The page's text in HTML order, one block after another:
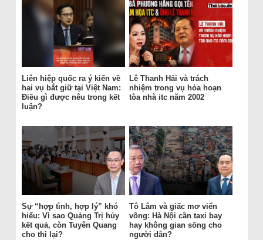
Liên hiệp quốc ra ý kiến về
hai vụ bắt giữ tại Việt Nam:
Điều gì được nêu trong kết
luận?
Lê Thanh Hải và trách
nhiệm trong vụ hỏa hoạn
tòa nhà itc năm 2002
Sự “hợp tình, hợp lý” khó
hiểu: Vì sao Quảng Trị hủy
kết quả, còn Tuyên Quang
cho thi lại?
Tô Lâm và giấc mơ viển
vông: Hà Nội cần taxi bay
hay không gian sống cho
người dân?